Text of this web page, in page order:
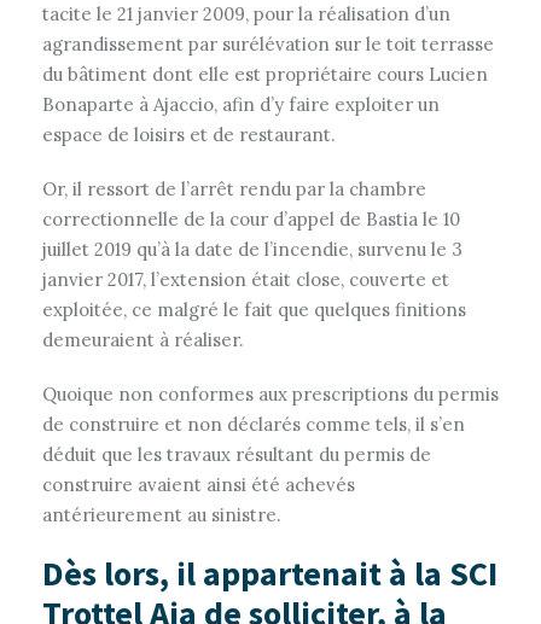
tacite le 21 janvier 2009, pour la réalisation d’un
agrandissement par surélévation sur le toit terrasse
du bâtiment dont elle est propriétaire cours Lucien
Bonaparte à Ajaccio, afin d’y faire exploiter un
espace de loisirs et de restaurant.
Or, il ressort de l’arrêt rendu par la chambre
correctionnelle de la cour d’appel de Bastia le 10
juillet 2019 qu’à la date de l’incendie, survenu le 3
janvier 2017, l’extension était close, couverte et
exploitée, ce malgré le fait que quelques finitions
demeuraient à réaliser.
Quoique non conformes aux prescriptions du permis
de construire et non déclarés comme tels, il s’en
déduit que les travaux résultant du permis de
construire avaient ainsi été achevés
antérieurement au sinistre.
Dès lors, il appartenait à la SCI
Trottel Aja de solliciter, à la